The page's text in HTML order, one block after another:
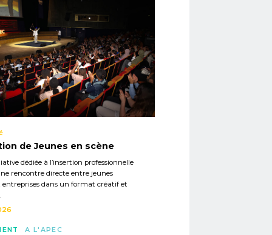
de Jeunes en scène
dédiée à l’insertion professionnelle
rencontre directe entre jeunes
entreprises dans un format créatif et
A L'APEC